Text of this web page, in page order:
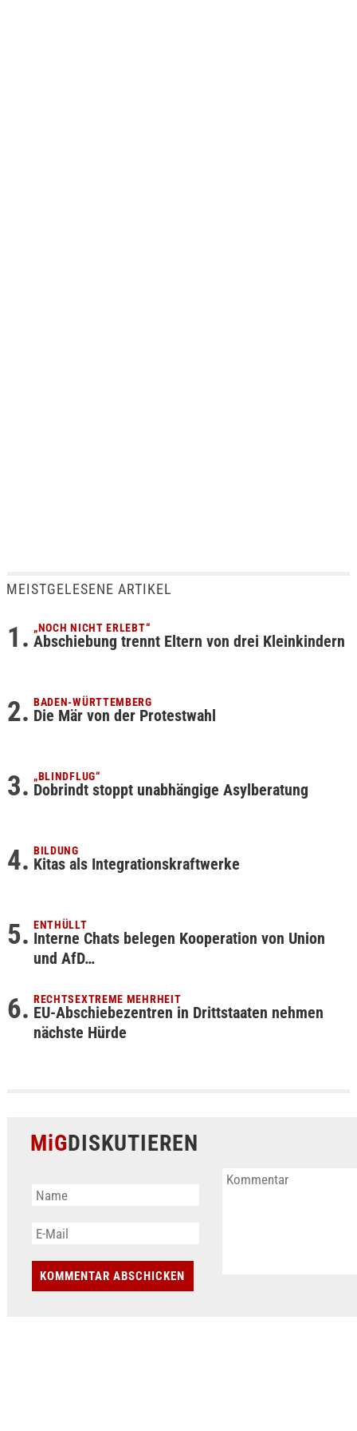
MEISTGELESENE ARTIKEL
„NOCH NICHT ERLEBT“
Abschiebung trennt Eltern von drei Kleinkindern
BADEN-WÜRTTEMBERG
Die Mär von der Protestwahl
„BLINDFLUG“
Dobrindt stoppt unabhängige Asylberatung
BILDUNG
Kitas als Integrationskraftwerke
ENTHÜLLT
Interne Chats belegen Kooperation von Union
und AfD…
RECHTSEXTREME MEHRHEIT
EU-Abschiebezentren in Drittstaaten nehmen
nächste Hürde
MiGDISKUTIEREN